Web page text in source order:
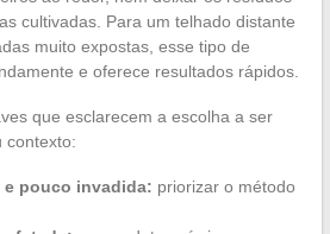
cultivadas. Para um telhado distante
muito expostas, esse tipo de
e oferece resultados rápidos.
que esclarecem a escolha a ser
contexto:
pouco invadida: priorizar o método